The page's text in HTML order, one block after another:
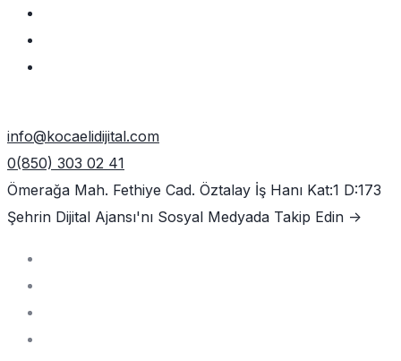
info@kocaelidijital.com
0(850) 303 02 41
Ömerağa Mah. Fethiye Cad. Öztalay İş Hanı Kat:1 D:173
Şehrin Dijital Ajansı'nı Sosyal Medyada Takip Edin ->